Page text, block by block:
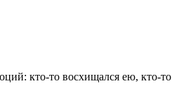
кто-то восхищался ею, кто-то